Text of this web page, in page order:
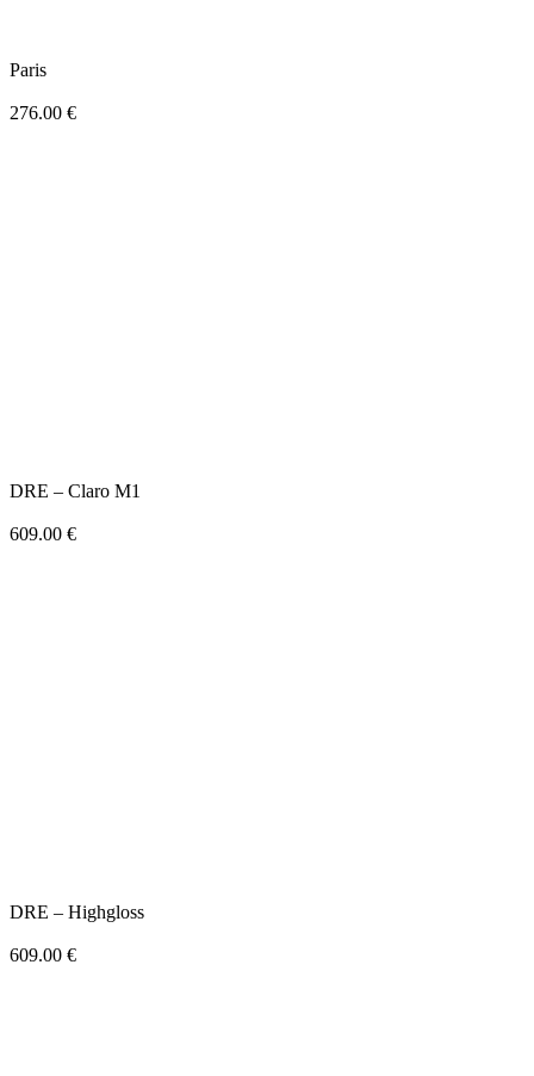
Paris
276.00 €
DRE – Claro M1
609.00 €
DRE – Highgloss
609.00 €